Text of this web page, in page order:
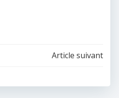
Navigation
de
Article suivant